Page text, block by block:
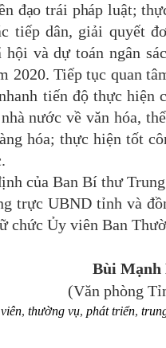
đạo trái pháp luật;
tiếp dân, giải quyết
và dự toán ngân
2020. Tiếp tục quan
tiến độ thực hiện
nước về văn hóa,
hóa; thực hiện tốt
của Ban Bí thư
trực UBND tỉnh và
chức Ủy viên Ban
(Văn phòng
, thường vụ, phát triển,